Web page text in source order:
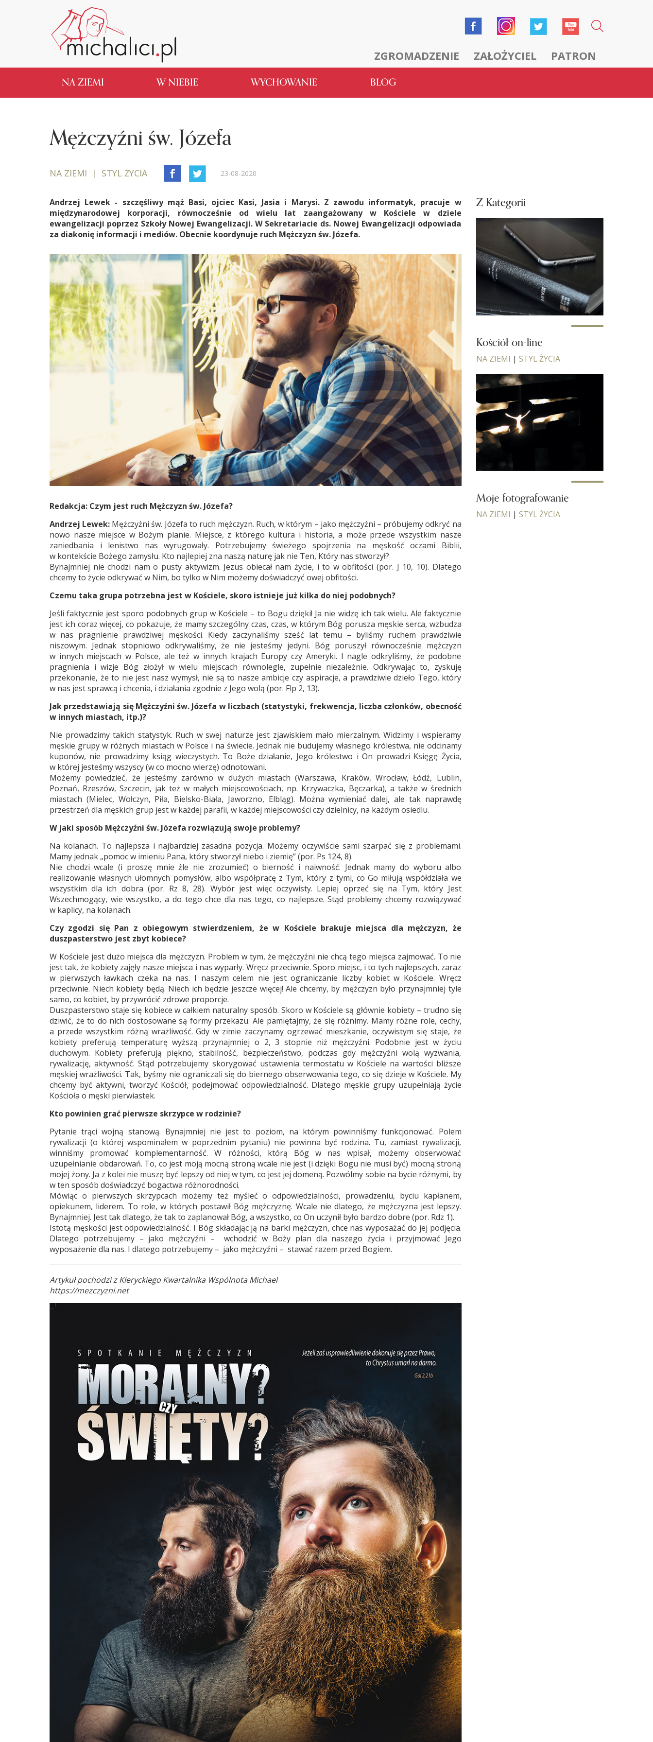
ZGROMADZENIE ZAŁOŻYCIEL PATRON
NA ZIEMI W NIEBIE WYCHOWANIE BLOG
Mężczyźni św. Józefa
NA ZIEMI | STYL ŻYCIA 23-08-2020
Andrzej Lewek - szczęśliwy mąż Basi, ojciec Kasi, Jasia i Marysi. Z zawodu informatyk, pracuje w
międzynarodowej korporacji, równocześnie od wielu lat zaangażowany w Kościele w dziele
ewangelizacji poprzez Szkoły Nowej Ewangelizacji. W Sekretariacie ds. Nowej Ewangelizacji odpowiada
za diakonię informacji i mediów. Obecnie koordynuje ruch Mężczyzn św. Józefa.
Redakcja: Czym jest ruch Mężczyzn św. Józefa?
Andrzej Lewek: Mężczyźni św. Józefa to ruch mężczyzn. Ruch, w którym – jako mężczyźni – próbujemy odkryć na
nowo nasze miejsce w Bożym planie. Miejsce, z którego kultura i historia, a może przede wszystkim nasze
zaniedbania i lenistwo nas wyrugowały. Potrzebujemy świeżego spojrzenia na męskość oczami Biblii,
w kontekście Bożego zamysłu. Kto najlepiej zna naszą naturę jak nie Ten, Który nas stworzył?
Bynajmniej nie chodzi nam o pusty aktywizm. Jezus obiecał nam życie, i to w obfitości (por. J 10, 10). Dlatego
chcemy to życie odkrywać w Nim, bo tylko w Nim możemy doświadczyć owej obfitości.
Czemu taka grupa potrzebna jest w Kościele, skoro istnieje już kilka do niej podobnych?
Jeśli faktycznie jest sporo podobnych grup w Kościele – to Bogu dzięki! Ja nie widzę ich tak wielu. Ale faktycznie
jest ich coraz więcej, co pokazuje, że mamy szczególny czas, czas, w którym Bóg porusza męskie serca, wzbudza
w nas pragnienie prawdziwej męskości. Kiedy zaczynaliśmy sześć lat temu – byliśmy ruchem prawdziwie
niszowym. Jednak stopniowo odkrywaliśmy, że nie jesteśmy jedyni. Bóg poruszył równocześnie mężczyzn
w innych miejscach w Polsce, ale też w innych krajach Europy czy Ameryki. I nagle odkryliśmy, że podobne
pragnienia i wizje Bóg złożył w wielu miejscach równolegle, zupełnie niezależnie. Odkrywając to, zyskuję
przekonanie, że to nie jest nasz wymysł, nie są to nasze ambicje czy aspiracje, a prawdziwie dzieło Tego, który
w nas jest sprawcą i chcenia, i działania zgodnie z Jego wolą (por. Flp 2, 13).
Jak przedstawiają się Mężczyźni św. Józefa w liczbach (statystyki, frekwencja, liczba członków, obecność
w innych miastach, itp.)?
Nie prowadzimy takich statystyk. Ruch w swej naturze jest zjawiskiem mało mierzalnym. Widzimy i wspieramy
męskie grupy w różnych miastach w Polsce i na świecie. Jednak nie budujemy własnego królestwa, nie odcinamy
kuponów, nie prowadzimy ksiąg wieczystych. To Boże działanie, Jego królestwo i On prowadzi Księgę Życia,
w której jesteśmy wszyscy (w co mocno wierzę) odnotowani.
Możemy powiedzieć, że jesteśmy zarówno w dużych miastach (Warszawa, Kraków, Wrocław, Łódź, Lublin,
Poznań, Rzeszów, Szczecin, jak też w małych miejscowościach, np. Krzywaczka, Bęczarka), a także w średnich
miastach (Mielec, Wołczyn, Piła, Bielsko-Biała, Jaworzno, Elbląg). Można wymieniać dalej, ale tak naprawdę
przestrzeń dla męskich grup jest w każdej parafii, w każdej miejscowości czy dzielnicy, na każdym osiedlu.
W jaki sposób Mężczyźni św. Józefa rozwiązują swoje problemy?
Na kolanach. To najlepsza i najbardziej zasadna pozycja. Możemy oczywiście sami szarpać się z problemami.
Mamy jednak „pomoc w imieniu Pana, który stworzył niebo i ziemię” (por. Ps 124, 8).
Nie chodzi wcale (i proszę mnie źle nie zrozumieć) o bierność i naiwność. Jednak mamy do wyboru albo
realizowanie własnych ułomnych pomysłów, albo współpracę z Tym, który z tymi, co Go miłują współdziała we
wszystkim dla ich dobra (por. Rz 8, 28). Wybór jest więc oczywisty. Lepiej oprzeć się na Tym, który Jest
Wszechmogący, wie wszystko, a do tego chce dla nas tego, co najlepsze. Stąd problemy chcemy rozwiązywać
w kaplicy, na kolanach.
Czy zgodzi się Pan z obiegowym stwierdzeniem, że w Kościele brakuje miejsca dla mężczyzn, że
duszpasterstwo jest zbyt kobiece?
W Kościele jest dużo miejsca dla mężczyzn. Problem w tym, że mężczyźni nie chcą tego miejsca zajmować. To nie
jest tak, że kobiety zajęły nasze miejsca i nas wyparły. Wręcz przeciwnie. Sporo miejsc, i to tych najlepszych, zaraz
w pierwszych ławkach czeka na nas. I naszym celem nie jest ograniczanie liczby kobiet w Kościele. Wręcz
przeciwnie. Niech kobiety będą. Niech ich będzie jeszcze więcej! Ale chcemy, by mężczyzn było przynajmniej tyle
samo, co kobiet, by przywrócić zdrowe proporcje.
Duszpasterstwo staje się kobiece w całkiem naturalny sposób. Skoro w Kościele są głównie kobiety – trudno się
dziwić, że to do nich dostosowane są formy przekazu. Ale pamiętajmy, że się różnimy. Mamy różne role, cechy,
a przede wszystkim różną wrażliwość. Gdy w zimie zaczynamy ogrzewać mieszkanie, oczywistym się staje, że
kobiety preferują temperaturę wyższą przynajmniej o 2, 3 stopnie niż mężczyźni. Podobnie jest w życiu
duchowym. Kobiety preferują piękno, stabilność, bezpieczeństwo, podczas gdy mężczyźni wolą wyzwania,
rywalizację, aktywność. Stąd potrzebujemy skorygować ustawienia termostatu w Kościele na wartości bliższe
męskiej wrażliwości. Tak, byśmy nie ograniczali się do biernego obserwowania tego, co się dzieje w Kościele. My
chcemy być aktywni, tworzyć Kościół, podejmować odpowiedzialność. Dlatego męskie grupy uzupełniają życie
Kościoła o męski pierwiastek.
Kto powinien grać pierwsze skrzypce w rodzinie?
Pytanie trąci wojną stanową. Bynajmniej nie jest to poziom, na którym powinniśmy funkcjonować. Polem
rywalizacji (o której wspominałem w poprzednim pytaniu) nie powinna być rodzina. Tu, zamiast rywalizacji,
winniśmy promować komplementarność. W różności, którą Bóg w nas wpisał, możemy obserwować
uzupełnianie obdarowań. To, co jest moją mocną stroną wcale nie jest (i dzięki Bogu nie musi być) mocną stroną
mojej żony. Ja z kolei nie muszę być lepszy od niej w tym, co jest jej domeną. Pozwólmy sobie na bycie różnymi, by
w ten sposób doświadczyć bogactwa różnorodności.
Mówiąc o pierwszych skrzypcach możemy też myśleć o odpowiedzialności, prowadzeniu, byciu kapłanem,
opiekunem, liderem. To role, w których postawił Bóg mężczyznę. Wcale nie dlatego, że mężczyzna jest lepszy.
Bynajmniej. Jest tak dlatego, że tak to zaplanował Bóg, a wszystko, co On uczynił było bardzo dobre (por. Rdz 1).
Istotą męskości jest odpowiedzialność. I Bóg składając ją na barki mężczyzn, chce nas wyposażać do jej podjęcia.
Dlatego potrzebujemy – jako mężczyźni – wchodzić w Boży plan dla naszego życia i przyjmować Jego
wyposażenie dla nas. I dlatego potrzebujemy – jako mężczyźni – stawać razem przed Bogiem.
Artykuł pochodzi z Kleryckiego Kwartalnika Wspólnota Michael
https://mezczyzni.net
Z Kategorii
Kościół on-line
NA ZIEMI | STYL ŻYCIA
Moje fotografowanie
NA ZIEMI | STYL ŻYCIA